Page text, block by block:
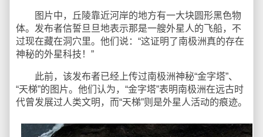
图片中，丘陵靠近河岸的地方有一大块圆形黑色物
体。发布者信誓旦旦地表示那是一艘外星人的飞船，不
过现在藏在洞穴里。他们说：“这证明了南极洲真的存在
神秘的外星科技！”
此前，该发布者已经上传过南极洲神秘“金字塔”、
“天梯”的图片。他们认为，“金字塔”表明南极洲在远古时
代曾发展过人类文明，而“天梯”则是外星人活动的痕迹。